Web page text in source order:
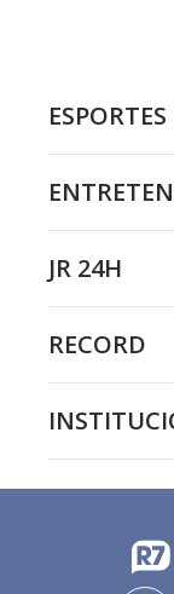
ESPORTES
JR 24H
RECORD